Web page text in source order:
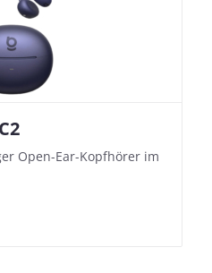
Open-Ear-Kopfhörer im
In-Ears mit cleveren
Klang und
Klang und